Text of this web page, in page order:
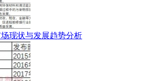
现状与发展趋势分析